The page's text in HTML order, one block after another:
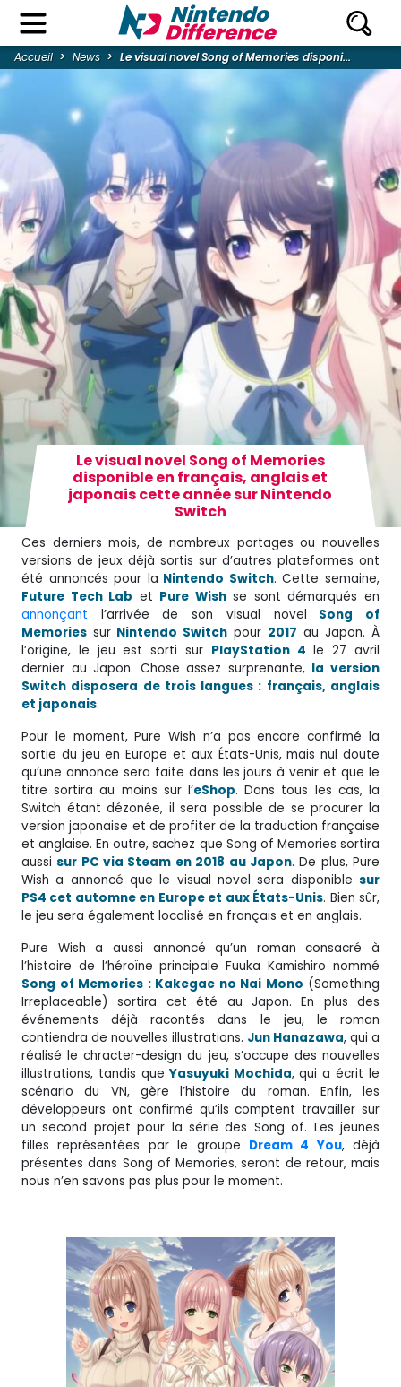
Accueil News Le visual novel Song of Memories disponi...
Le visual novel Song of Memories
disponible en français, anglais et
japonais cette année sur Nintendo
Switch
Ces derniers mois, de nombreux portages ou nouvelles
versions de jeux déjà sortis sur d’autres plateformes ont
été annoncés pour la Nintendo Switch. Cette semaine,
Future Tech Lab et Pure Wishse sont démarqués en
annonçant l’arrivée de son visual novel Song of
Memories sur Nintendo Switch pour 2017 au Japon. À
l’origine, le jeu est sorti sur PlayStation 4 le 27 avril
dernier au Japon. Chose assez surprenante, la version
Switch disposera de trois langues : français, anglais
et japonais.
Pour le moment, Pure Wish n’a pas encore confirmé la
sortie du jeu en Europe et aux États-Unis, mais nul doute
qu’une annonce sera faite dans les jours à venir et que le
titre sortira au moins sur l’eShop. Dans tous les cas, la
Switch étant dézonée, il sera possible de se procurer la
version japonaise et de profiter de la traduction française
et anglaise. En outre, sachez que Song of Memories sortira
aussisur PC via Steam en 2018 au Japon. De plus, Pure
Wish a annoncé que le visual novel sera disponible sur
PS4 cet automne en Europe et aux États-Unis. Bien sûr,
le jeu sera également localisé en français et en anglais.
Pure Wish a aussi annoncé qu’un roman consacré à
l’histoire de l’héroïne principale Fuuka Kamishiro nommé
Song of Memories : Kakegae no Nai Mono (Something
Irreplaceable) sortira cet été au Japon. En plus des
événements déjà racontés dans le jeu, le roman
contiendra de nouvelles illustrations. Jun Hanazawa, qui a
réalisé le chracter-design du jeu, s’occupe des nouvelles
illustrations, tandis que Yasuyuki Mochida, qui a écrit le
scénario du VN, gère l’histoire du roman. Enfin, les
développeurs ont confirmé qu’ils comptent travailler sur
un second projet pour la série des Song of. Les jeunes
filles représentées par le groupe Dream 4 You, déjà
présentes dans Song of Memories, seront de retour, mais
nous n’en savons pas plus pour le moment.